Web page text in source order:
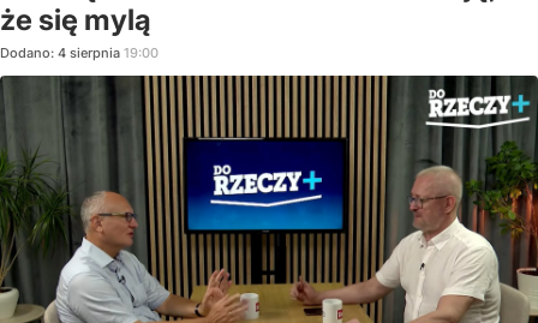
że się mylą
Dodano: 4 sierpnia 19:00